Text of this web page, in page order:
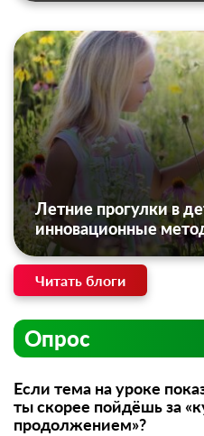
Летние прогулки в
инновационные
Читать блоги
Опрос
Если тема на уроке
ты скорее пойдёшь за
продолжением»?